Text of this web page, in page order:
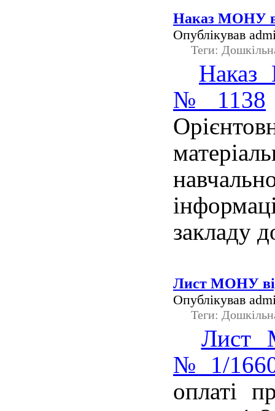
Наказ МОНУ
Опублікував
Теги:
№1138
закладу
Лист МОНУ
Опублікував
Теги:
Лист
№1/
оплаті